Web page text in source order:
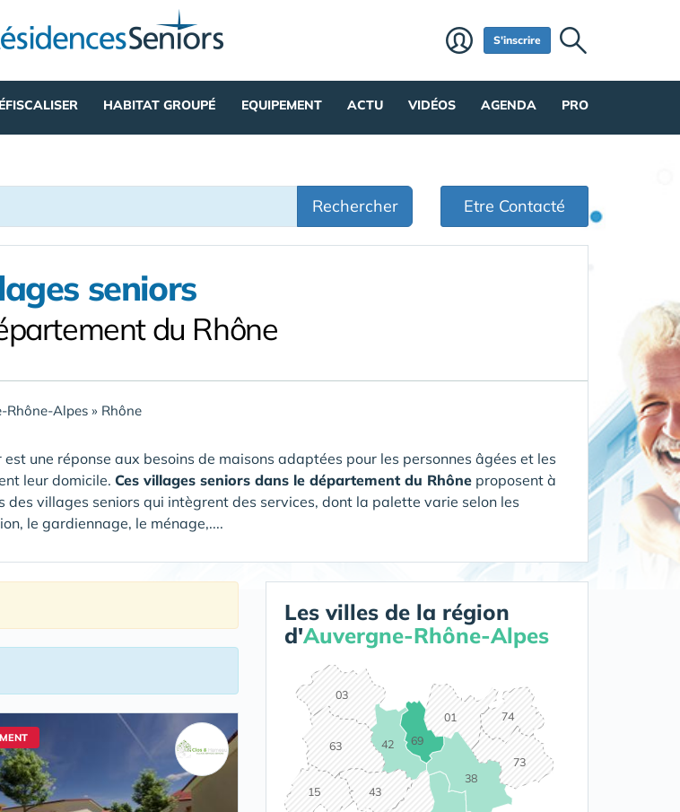
S'inscrire
HABITAT GROUPÉ EQUIPEMENT ACTU VIDÉOS AGENDA PRO
Rechercher Etre Contacté
seniors
du Rhône
Rhône-Alpes » Rhône
une réponse aux besoins de maisons adaptées pour les personnes âgées et les
leur domicile. Ces villages seniors dans le département du Rhône proposent à
des villages seniors qui intègrent des services, dont la palette varie selon les
le gardiennage, le ménage,....
Les villes de la région
d'Auvergne-Rhône-Alpes
01
03
15
38
42
43
63
69
73
74